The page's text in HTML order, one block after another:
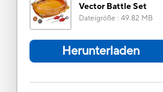
Vector Battle Set
Dateigröße : 49.82 MB
Herunterladen